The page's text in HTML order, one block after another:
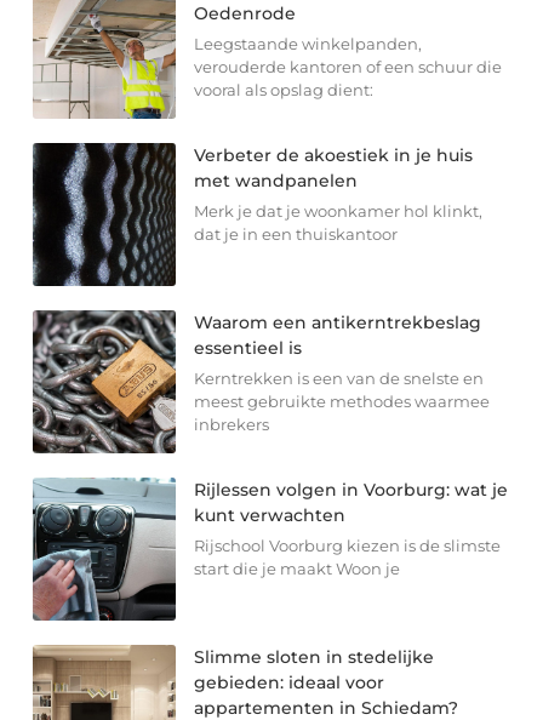
Oedenrode
Leegstaande winkelpanden,
verouderde kantoren of een schuur die
vooral als opslag dient:
Verbeter de akoestiek in je huis
met wandpanelen
Merk je dat je woonkamer hol klinkt,
dat je in een thuiskantoor
Waarom een antikerntrekbeslag
essentieel is
Kerntrekken is een van de snelste en
meest gebruikte methodes waarmee
inbrekers
Rijlessen volgen in Voorburg: wat je
kunt verwachten
Rijschool Voorburg kiezen is de slimste
start die je maakt Woon je
Slimme sloten in stedelijke
gebieden: ideaal voor
appartementen in Schiedam?